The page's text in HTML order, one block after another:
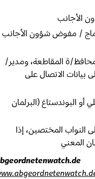
الأجانب
/ مفوض شؤون الأجانب
ة المقاطعة، ومدير/
الاتصال على
البوندستاغ (البرلمان
المختصين، إذا
abgeordnetenwatch.de